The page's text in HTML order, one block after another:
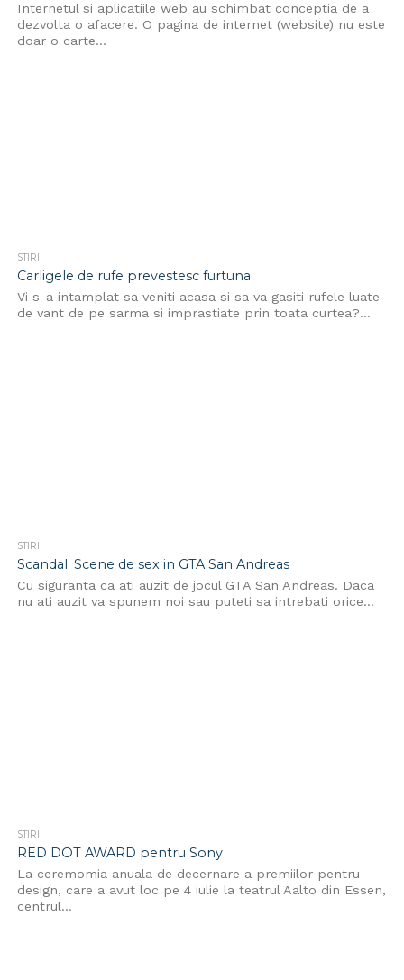
Internetul si aplicatiile web au schimbat conceptia de a
dezvolta o afacere. O pagina de internet (website) nu este
doar o carte...
STIRI
Carligele de rufe prevestesc furtuna
Vi s-a intamplat sa veniti acasa si sa va gasiti rufele luate
de vant de pe sarma si imprastiate prin toata curtea?...
STIRI
Scandal: Scene de sex in GTA San Andreas
Cu siguranta ca ati auzit de jocul GTA San Andreas. Daca
nu ati auzit va spunem noi sau puteti sa intrebati orice...
STIRI
RED DOT AWARD pentru Sony
La ceremomia anuala de decernare a premiilor pentru
design, care a avut loc pe 4 iulie la teatrul Aalto din Essen,
centrul...